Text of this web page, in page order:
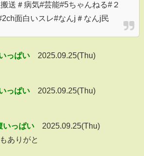
送＃病気#芸能#5ちゃんねる#２
面白いスレ#なんj＃なんj民
っぱい
2025.09.25(Thu)
っぱい
2025.09.25(Thu)
いっぱい
2025.09.25(Thu)
ありがと